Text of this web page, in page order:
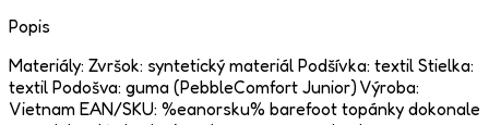
Popis
Materiály: Zvršok: syntetický materiál Podšívka: textil Stielka:
textil Podošva: guma (PebbleComfort Junior) Výroba:
Vietnam EAN/SKU: %eanorsku% barefoot topánky dokonale